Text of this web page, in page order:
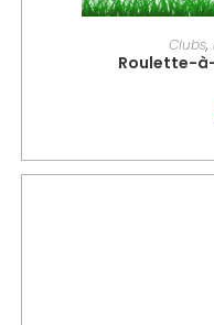
Clubs,
Roulette-à-